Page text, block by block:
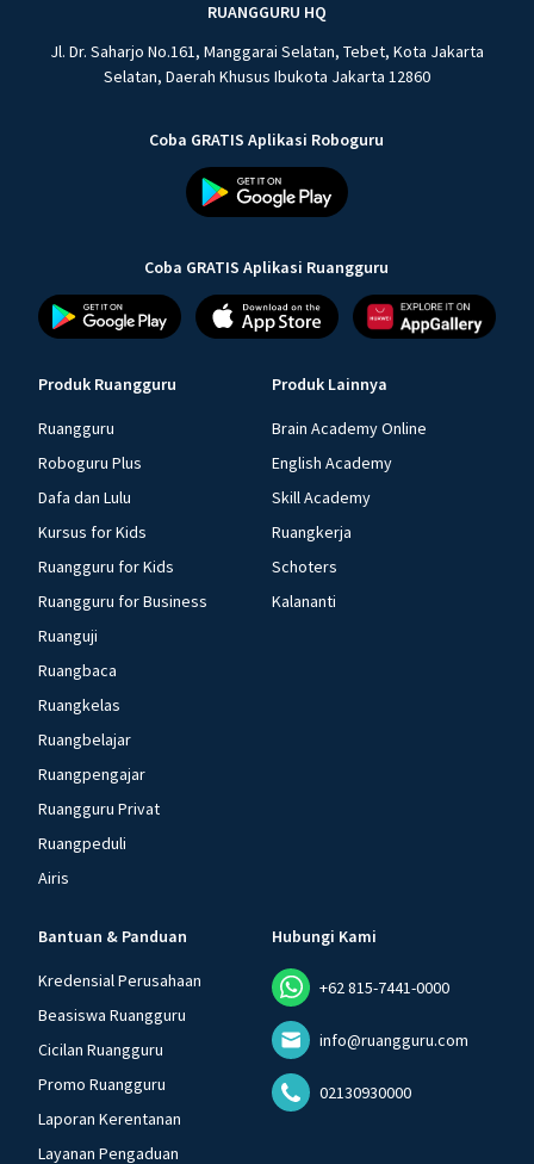
RUANGGURU HQ
Jl. Dr. Saharjo No.161, Manggarai Selatan, Tebet, Kota Jakarta
Selatan, Daerah Khusus Ibukota Jakarta 12860
Coba GRATIS Aplikasi Roboguru
Coba GRATIS Aplikasi Ruangguru
Produk Ruangguru
Ruangguru
Roboguru Plus
Dafa dan Lulu
Kursus for Kids
Ruangguru for Kids
Ruangguru for Business
Ruanguji
Ruangbaca
Ruangkelas
Ruangbelajar
Ruangpengajar
Ruangguru Privat
Ruangpeduli
Airis
Produk Lainnya
Brain Academy Online
English Academy
Skill Academy
Ruangkerja
Schoters
Kalananti
Bantuan & Panduan
Kredensial Perusahaan
Beasiswa Ruangguru
Cicilan Ruangguru
Promo Ruangguru
Laporan Kerentanan
Layanan Pengaduan
Hubungi Kami
+62 815-7441-0000
info@ruangguru.com
02130930000